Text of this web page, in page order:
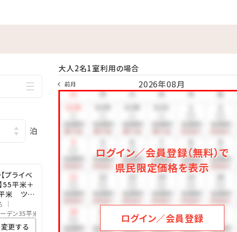
り変更する場合がございます。
に関しましては、
、居酒屋メニューで
ます。
できない場合もございますので、
ュー内容は季節やその日の仕入れ状況により変更する場合
泊
プライベ
55平米＋
米 ツイ
デン35平米
変更する
大人2名1室利用の場合
前月 2026年08月
ログイン／会員登録（無料）で
県民限定価格を表示
ログイン／会員登録